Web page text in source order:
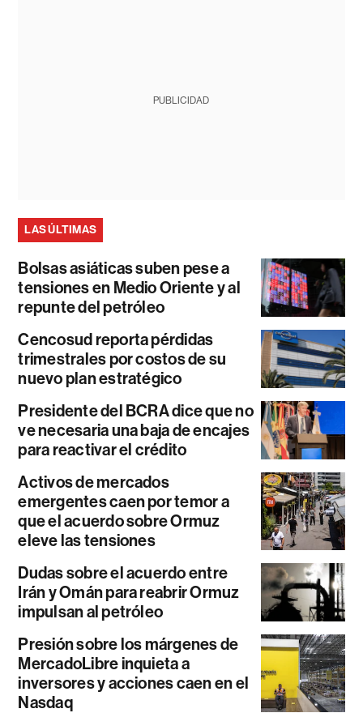
PUBLICIDAD
LAS ÚLTIMAS
Bolsas asiáticas suben pese a
tensiones en Medio Oriente y al
repunte del petróleo
Cencosud reporta pérdidas
trimestrales por costos de su
nuevo plan estratégico
Presidente del BCRA dice que no
ve necesaria una baja de encajes
para reactivar el crédito
Activos de mercados
emergentes caen por temor a
que el acuerdo sobre Ormuz
eleve las tensiones
Dudas sobre el acuerdo entre
Irán y Omán para reabrir Ormuz
impulsan al petróleo
Presión sobre los márgenes de
MercadoLibre inquieta a
inversores y acciones caen en el
Nasdaq